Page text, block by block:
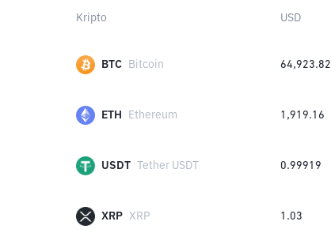
Kripto USD
BTC Bitcoin 64,923.82
ETH Ethereum 1,919.16
USDT Tether USDT 0.99919
XRP XRP 1.03